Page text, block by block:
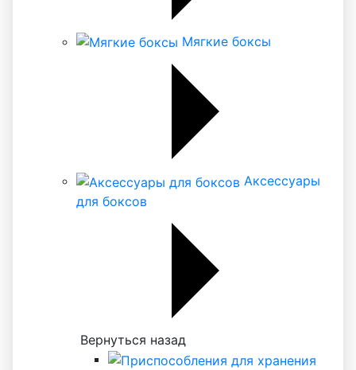
Мягкие боксы
Аксессуары
для боксов
Вернуться назад